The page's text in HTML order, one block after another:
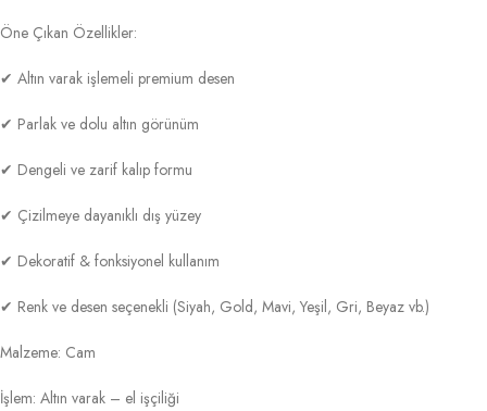
Öne Çıkan Özellikler:
✔ Altın varak işlemeli premium desen
✔ Parlak ve dolu altın görünüm
✔ Dengeli ve zarif kalıp formu
✔ Çizilmeye dayanıklı dış yüzey
✔ Dekoratif & fonksiyonel kullanım
✔ Renk ve desen seçenekli (Siyah, Gold, Mavi, Yeşil, Gri, Beyaz vb.)
Malzeme: Cam
İşlem: Altın varak – el işçiliği